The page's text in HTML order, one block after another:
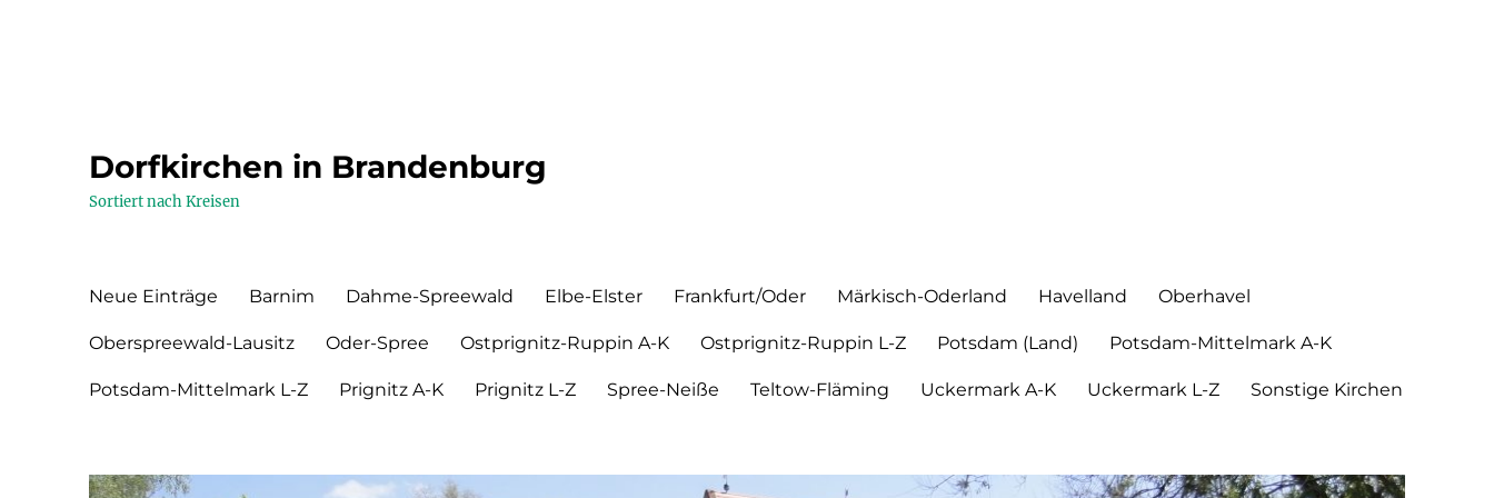
Dorfkirchen in Brandenburg
Sortiert nach Kreisen
Neue Einträge Barnim Dahme-Spreewald Elbe-Elster Frankfurt/Oder Märkisch-Oderland Havelland Oberhavel
Oberspreewald-Lausitz Oder-Spree Ostprignitz-Ruppin A-K Ostprignitz-Ruppin L-Z Potsdam (Land) Potsdam-Mittelmark A-K
Potsdam-Mittelmark L-Z Prignitz A-K Prignitz L-Z Spree-Neiße Teltow-Fläming Uckermark A-K Uckermark L-Z Sonstige Kirchen